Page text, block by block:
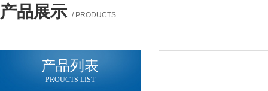
产品展示 / PRODUCTS
产品列表
PROUCTS LIST